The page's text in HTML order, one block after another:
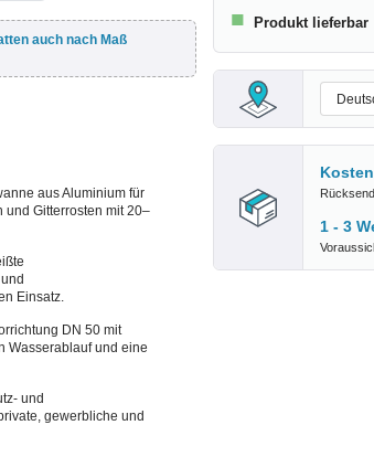
auch nach Maß
aus Aluminium für
Gitterrosten mit 20–
Einsatz.
DN 50 mit
Wasserablauf und eine
und
gewerbliche und
■ Produkt lieferbar
1 - 3